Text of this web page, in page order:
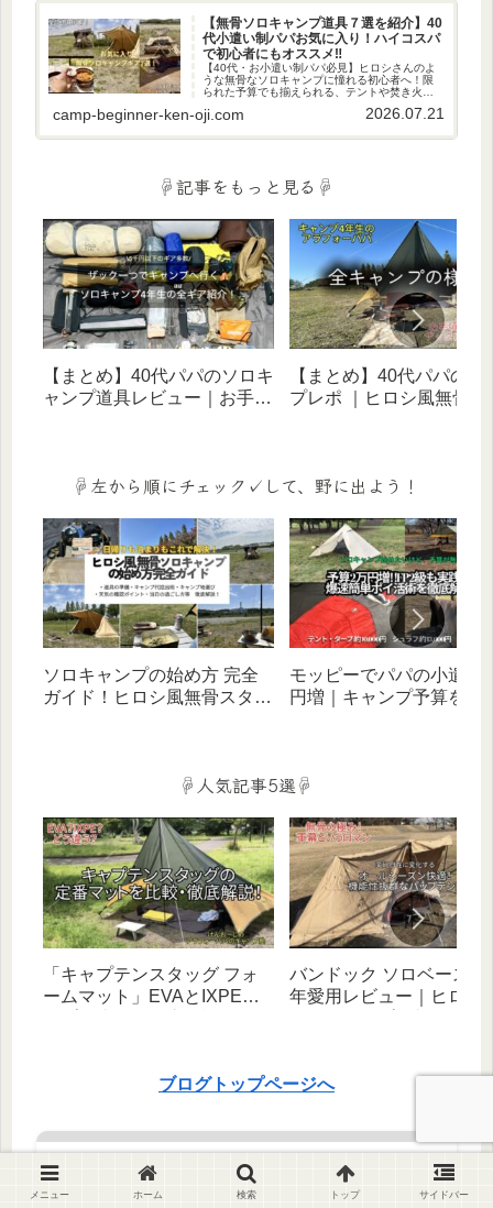
【無骨ソロキャンプ道具７選を紹介】40
代小遣い制パパお気に入り！ハイコスパ
で初心者にもオススメ‼
【40代・お小遣い制パパ必見】ヒロシさんのよ
うな無骨なソロキャンプに憧れる初心者へ！限
られた予算でも揃えられる、テントや焚き火台
末、男のロマン溢れる秘密基地で日々の疲れを
camp-beginner-ken-oji.com 2026.07.21
☟記事をもっと見る☟
【まとめ】40代パパのソロキ
ャンプ道具レビュー｜お手頃
【まとめ】40代パパのキ
プレポ ｜ヒロシ風無骨ス
☟左から順にチェック✓して、野に出よう！
ソロキャンプの始め方 完全
ガイド！ヒロシ風無骨スタイ
モッピーでパパの小遣い
円増｜キャンプ予算を増
☟人気記事5選☟
「キャプテンスタッグ フォ
ームマット」EVAとIXPEタ
バンドック ソロベース
年愛用レビュー｜ヒロシ
ブログトップページへ
自己紹介
メニュー ホーム 検索 トップ サイドバー